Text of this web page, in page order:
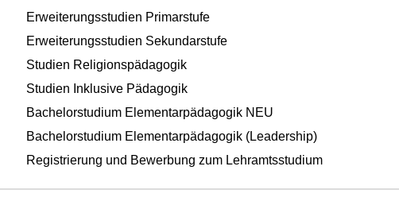
Erweiterungsstudien Primarstufe
Erweiterungsstudien Sekundarstufe
Studien Religionspädagogik
Studien Inklusive Pädagogik
Bachelorstudium Elementarpädagogik NEU
Bachelorstudium Elementarpädagogik (Leadership)
Registrierung und Bewerbung zum Lehramtsstudium